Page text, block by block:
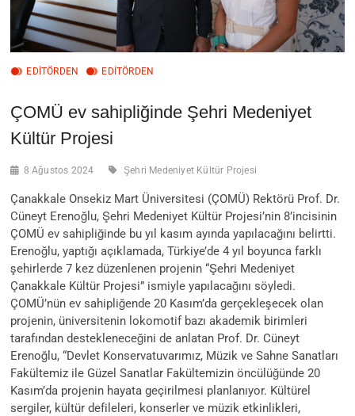
EDITÖRDEN EDİTÖRDEN
ÇOMÜ ev sahipliğinde Şehri Medeniyet
Kültür Projesi
8 Ağustos 2024 Şehri Medeniyet Kültür Projesi
Çanakkale Onsekiz Mart Üniversitesi (ÇOMÜ) Rektörü Prof. Dr.
Cüneyt Erenoğlu, Şehri Medeniyet Kültür Projesi’nin 8’incisinin
ÇOMÜ ev sahipliğinde bu yıl kasım ayında yapılacağını belirtti.
Erenoğlu, yaptığı açıklamada, Türkiye’de 4 yıl boyunca farklı
şehirlerde 7 kez düzenlenen projenin “Şehri Medeniyet
Çanakkale Kültür Projesi” ismiyle yapılacağını söyledi.
ÇOMÜ’nün ev sahipliğende 20 Kasım’da gerçekleşecek olan
projenin, üniversitenin lokomotif bazı akademik birimleri
tarafından destekleneceğini de anlatan Prof. Dr. Cüneyt
Erenoğlu, “Devlet Konservatuvarımız, Müzik ve Sahne Sanatları
Fakültemiz ile Güzel Sanatlar Fakültemizin öncülüğünde 20
Kasım’da projenin hayata geçirilmesi planlanıyor. Kültürel
sergiler, kültür defileleri, konserler ve müzik etkinlikleri,